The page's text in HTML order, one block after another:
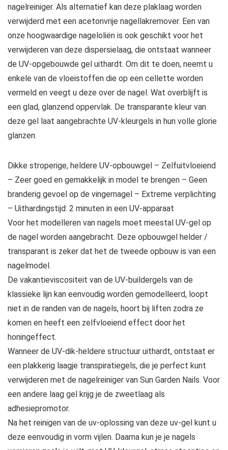
nagelreiniger. Als alternatief kan deze plaklaag worden
verwijderd met een acetonvrije nagellakremover. Een van
onze hoogwaardige nageloliën is ook geschikt voor het
verwijderen van deze dispersielaag, die ontstaat wanneer
de UV-opgebouwde gel uithardt. Om dit te doen, neemt u
enkele van de vloeistoffen die op een cellette worden
vermeld en veegt u deze over de nagel. Wat overblijft is
een glad, glanzend oppervlak. De transparante kleur van
deze gel laat aangebrachte UV-kleurgels in hun volle glorie
glanzen.
Dikke stroperige, heldere UV-opbouwgel – Zelfuitvloeiend
– Zeer goed en gemakkelijk in model te brengen – Geen
branderig gevoel op de vingernagel – Extreme verplichting
– Uithardingstijd: 2 minuten in een UV-apparaat
Voor het modelleren van nagels moet meestal UV-gel op
de nagel worden aangebracht. Deze opbouwgel helder /
transparant is zeker dat het de tweede opbouw is van een
nagelmodel.
De vakantieviscositeit van de UV-buildergels van de
klassieke lijn kan eenvoudig worden gemodelleerd, loopt
niet in de randen van de nagels, hoort bij liften zodra ze
komen en heeft een zelfvloeiend effect door het
honingeffect.
Wanneer de UV-dik-heldere structuur uithardt, ontstaat er
een plakkerig laagje transpiratiegels, die je perfect kunt
verwijderen met de nagelreiniger van Sun Garden Nails. Voor
een andere laag gel krijg je de zweetlaag als
adhesiepromotor.
Na het reinigen van de uv-oplossing van deze uv-gel kunt u
deze eenvoudig in vorm vijlen. Daarna kun je je nagels